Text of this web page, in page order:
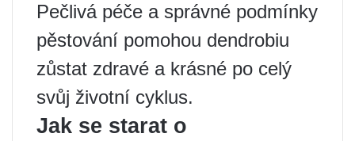
Pečlivá péče a správné podmínky
pěstování pomohou dendrobiu
zůstat zdravé a krásné po celý
svůj životní cyklus.
Jak se starat o